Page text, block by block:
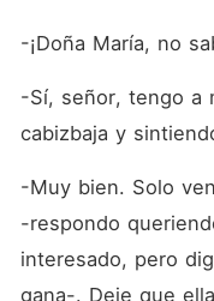
-¡Doña María, no
-Sí, señor, tengo a
cabizbaja y
-Muy bien. Solo
-respondo
interesado, pero
gana-. Deje que